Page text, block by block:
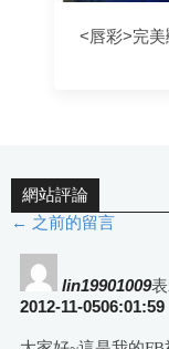
<唇彩>完
網站評論
評
論
← 之前的留言
lin19901009
2012-11-0506:01:59